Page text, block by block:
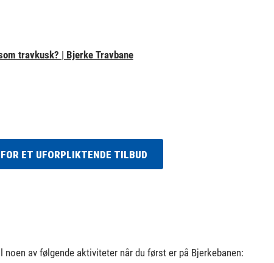
travkusk? | Bjerke Travbane
ET UFORPLIKTENDE TILBUD
av følgende aktiviteter når du først er på Bjerkebanen: